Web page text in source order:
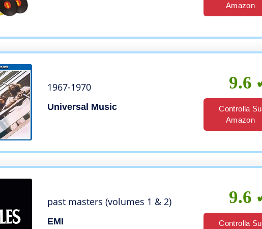
Amazon
1967-1970
Universal Music
9.6
Controlla Su
Amazon
past masters (volumes 1 & 2)
EMI
9.6
Controlla Su